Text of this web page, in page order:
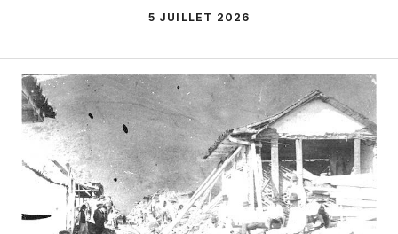
5 JUILLET 2026